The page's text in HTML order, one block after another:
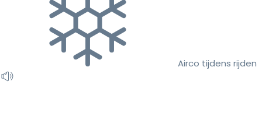
Airco tijdens rijden